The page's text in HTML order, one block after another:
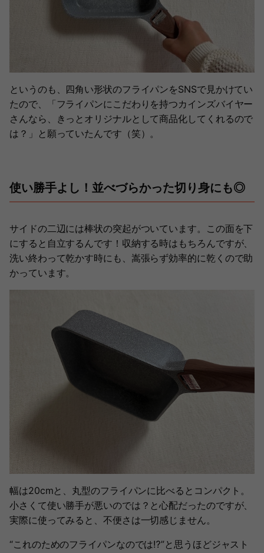
というのも、四角い形状のフライパンをSNSで見かけてい
たので、「フライパンにこだわりを持つカインズバイヤー
さんなら、きっとオリジナルとして商品化してくれるので
は？」と願っていたんです（笑）。
使い勝手よし！並べづらかった切り身にも◎
サイドの二辺には棒状の突起がついています。この面を下
にすると自立するんです！収納する時はもちろんですが、
洗い終わって乾かす時にも、嵩張らず効率的に乾くので助
かっています。
幅は20cmと、丸型のフライパンに比べるとコンパクト。
小さくて使い勝手が悪いのでは？と心配だったのですが、
実際に使ってみると、不便さは一切感じません。
“これのためのフライパンなのでは⁉️”と思うほどジャスト